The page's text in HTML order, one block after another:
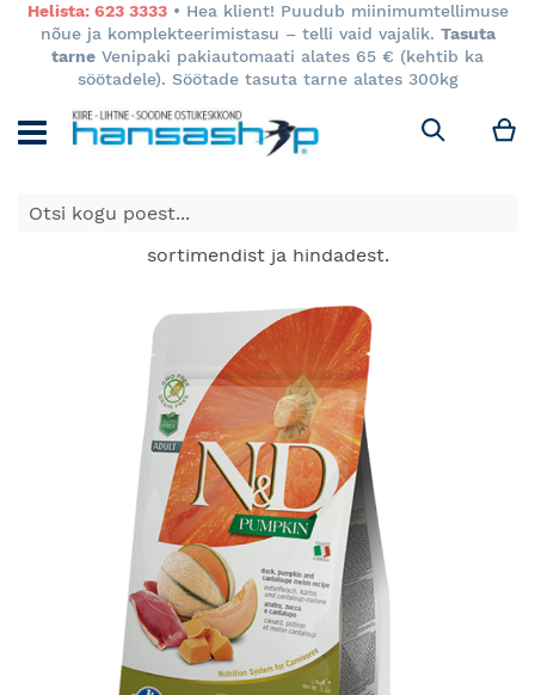
Helista: 623 3333• Hea klient! Puudub miinimumtellimuse
nõue ja komplekteerimistasu – telli vaid vajalik. Tasuta
tarne Venipaki pakiautomaati alates 65 € (kehtib ka
söötadele). Söötade tasuta tarne alates 300kg
Otsi
E-poes kuvatavad toodete hinnad kehtivad ainult e-
poes ja võivad erineda Keila ja Tartu poodide
sortimendist ja hindadest.